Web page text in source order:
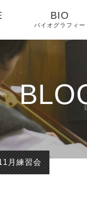
BIO
バイオグラフィー
月練習会